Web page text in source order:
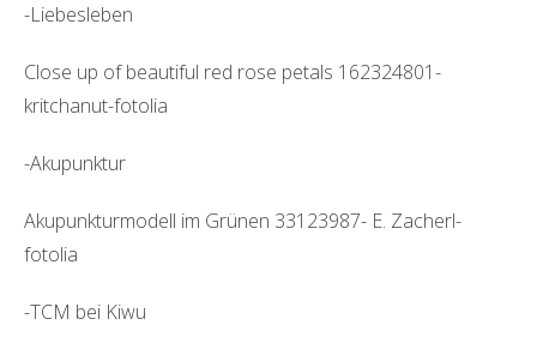
-Liebesleben
Close up of beautiful red rose petals 162324801-
kritchanut-fotolia
-Akupunktur
Akupunkturmodell im Grünen 33123987- E. Zacherl-
fotolia
-TCM bei Kiwu